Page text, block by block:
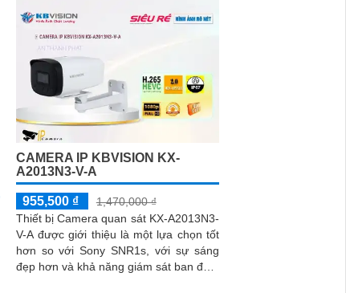
CAMERA IP KBVISION KX-
A2013N3-V-A
955,500 ₫
1,470,000 ₫
Thiết bị Camera quan sát KX-A2013N3-
V-A được giới thiệu là một lựa chọn tốt
hơn so với Sony SNR1s, với sự sáng
đẹp hơn và khả năng giám sát ban đêm